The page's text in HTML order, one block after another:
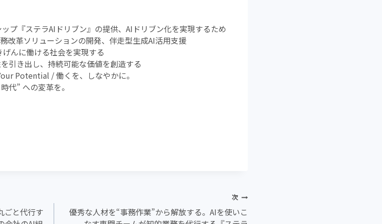
プ『ステラAIドリブン』の提供、AIドリブン化を実現するため
改革ソリューションの開発、伴走型生成AI活用支援
んに働ける社会を実現する
引き出し、持続可能な価値を創造する
Potential / 働くを、しなやかに。
代” への変革を。
ごと代行す
次
優秀な人材を“事務作業”から解放する。AIを使いこ